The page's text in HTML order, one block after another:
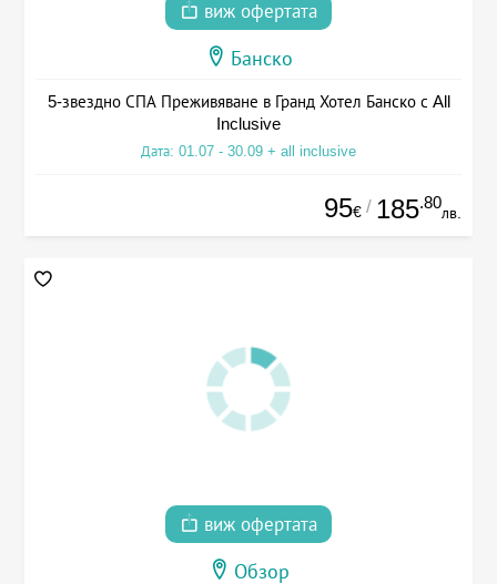
виж офертата
Банско
5-звездно СПА Преживяване в Гранд Хотел Банско с All
Inclusive
Дата: 01.07 - 30.09 + all inclusive
95€ / 185.80
лв.
виж офертата
Обзор